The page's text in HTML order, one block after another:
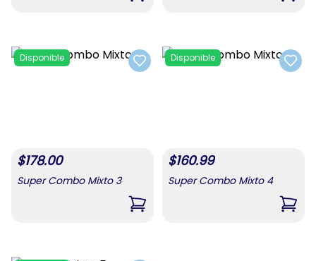
Add to favorites
Disponible
$178.00
Super Combo Mixto 3
,Super Combo Mixto 3
Add
Disponible
$160.99
Super Combo Mixto 4
,